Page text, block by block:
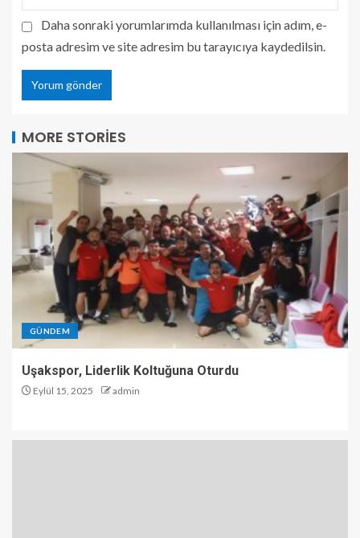
Daha sonraki yorumlarımda kullanılması için adım, e-
posta adresim ve site adresim bu tarayıcıya kaydedilsin.
MORE STORIES
GÜNDEM
Uşakspor, Liderlik Koltuğuna Oturdu
Eylül 15, 2025 admin